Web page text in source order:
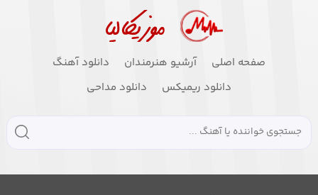
صفحه اصلی آرشیو هنرمندان
دانلود آهنگ
دانلود ریمیکس
دانلود مداحی